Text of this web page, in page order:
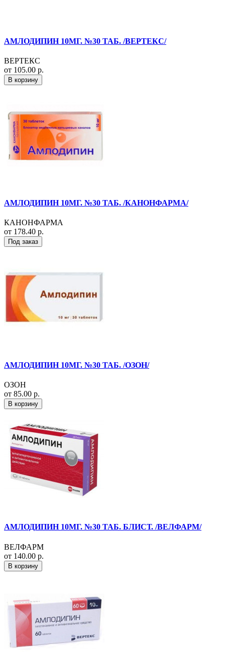
АМЛОДИПИН 10МГ. №30 ТАБ. /ВЕРТЕКС/
ВЕРТЕКС
от 105.00 р.
В корзину
АМЛОДИПИН 10МГ. №30 ТАБ. /КАНОНФАРМА/
КАНОНФАРМА
от 178.40 р.
Под заказ
АМЛОДИПИН 10МГ. №30 ТАБ. /ОЗОН/
ОЗОН
от 85.00 р.
В корзину
АМЛОДИПИН 10МГ. №30 ТАБ. БЛИСТ. /ВЕЛФАРМ/
ВЕЛФАРМ
от 140.00 р.
В корзину